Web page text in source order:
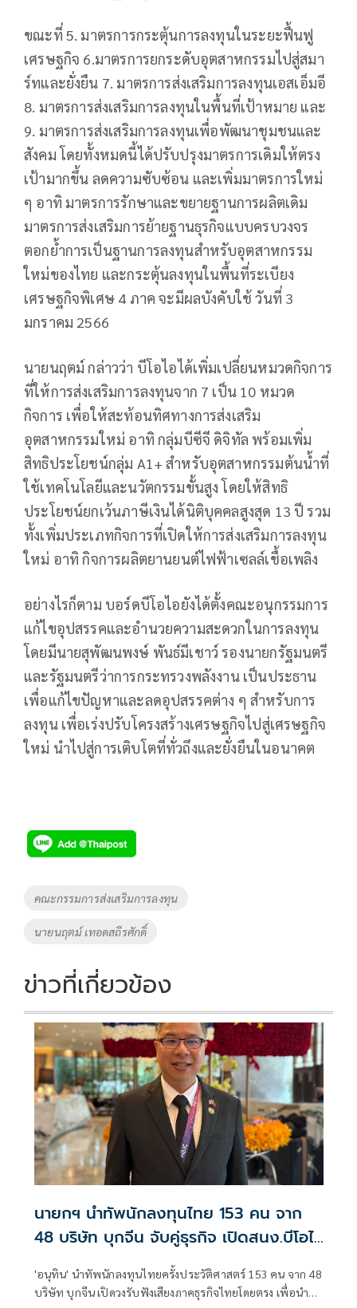
ขณะที่ 5. มาตรการกระตุ้นการลงทุนในระยะฟื้นฟู
เศรษฐกิจ 6.มาตรการยกระดับอุตสาหกรรมไปสู่สมา
ร์ทและยั่งยืน 7. มาตรการส่งเสริมการลงทุนเอสเอ็มอี
8. มาตรการส่งเสริมการลงทุนในพื้นที่เป้าหมาย และ
9. มาตรการส่งเสริมการลงทุนเพื่อพัฒนาชุมชนและ
สังคม โดยทั้งหมดนี้ได้ปรับปรุงมาตรการเดิมให้ตรง
เป้ามากขึ้น ลดความซับซ้อน และเพิ่มมาตรการใหม่
ๆ อาทิ มาตรการรักษาและขยายฐานการผลิตเดิม
มาตรการส่งเสริมการย้ายฐานธุรกิจแบบครบวงจร
ตอกย้ำการเป็นฐานการลงทุนสำหรับอุตสาหกรรม
ใหม่ของไทย และกระตุ้นลงทุนในพื้นที่ระเบียง
เศรษฐกิจพิเศษ 4 ภาค จะมีผลบังคับใช้ วันที่ 3
มกราคม 2566
นายนฤตม์ กล่าวว่า บีโอไอได้เพิ่มเปลี่ยนหมวดกิจการ
ที่ให้การส่งเสริมการลงทุนจาก 7 เป็น 10 หมวด
กิจการ เพื่อให้สะท้อนทิศทางการส่งเสริม
อุตสาหกรรมใหม่ อาทิ กลุ่มบีซีจี ดิจิทัล พร้อมเพิ่ม
สิทธิประโยชน์กลุ่ม A1+ สำหรับอุตสาหกรรมต้นน้ำที่
ใช้เทคโนโลยีและนวัตกรรมขั้นสูง โดยให้สิทธิ
ประโยชน์ยกเว้นภาษีเงินได้นิติบุคคลสูงสุด 13 ปี รวม
ทั้งเพิ่มประเภทกิจการที่เปิดให้การส่งเสริมการลงทุน
ใหม่ อาทิ กิจการผลิตยานยนต์ไฟฟ้าเซลล์เชื้อเพลิง
อย่างไรก็ตาม บอร์ดบีโอไอยังได้ตั้งคณะอนุกรรมการ
แก้ไขอุปสรรคและอำนวยความสะดวกในการลงทุน
โดยมีนายสุพัฒนพงษ์ พันธ์มีเชาว์ รองนายกรัฐมนตรี
และรัฐมนตรีว่าการกระทรวงพลังงาน เป็นประธาน
เพื่อแก้ไขปัญหาและลดอุปสรรคต่าง ๆ สำหรับการ
ลงทุน เพื่อเร่งปรับโครงสร้างเศรษฐกิจไปสู่เศรษฐกิจ
ใหม่ นำไปสู่การเติบโตที่ทั่วถึงและยั่งยืนในอนาคต
Tags
คณะกรรมการส่งเสริมการลงทุน
นายนฤตม์ เทอดสถีรศักดิ์
ข่าวที่เกี่ยวข้อง
นายกฯ นำทัพนักลงทุนไทย 153 คน จาก
48 บริษัท บุกจีน จับคู่ธุรกิจ เปิดสนง.บีโอไอ
'อนุทิน' นำทัพนักลงทุนไทยครั้งประวัติศาสตร์ 153 คน จาก 48
บริษัท บุกจีน เปิดวงรับฟังเสียงภาคธุรกิจไทยโดยตรง เพื่อนำข้อ